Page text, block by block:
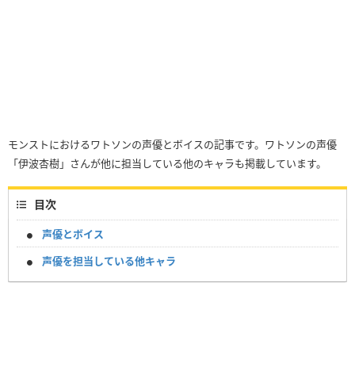
モンストにおけるワトソンの声優とボイスの記事です。ワトソンの声優
「伊波杏樹」さんが他に担当している他のキャラも掲載しています。
目次
声優とボイス
声優を担当している他キャラ